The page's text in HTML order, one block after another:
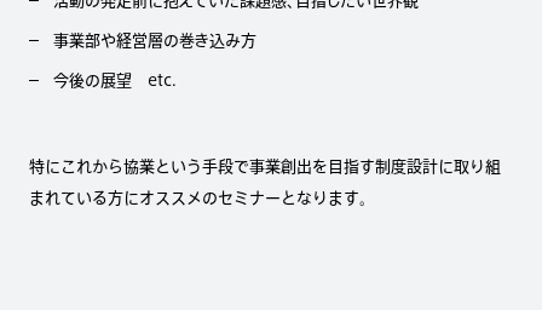
事業部や経営層の巻き込み方
今後の展望 etc.
特にこれから協業という手段で事業創出を目指す制度設計に取り組
まれている方にオススメのセミナーとなります。